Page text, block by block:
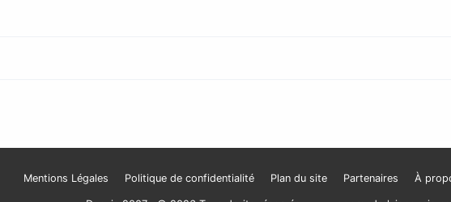
Mentions Légales Politique de confidentialité Plan du site Partenaires À